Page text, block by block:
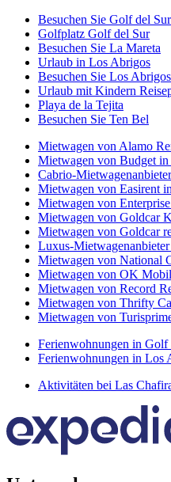
Besuchen Sie Golf del Sur
Golfplatz Golf del Sur
Besuchen Sie La Mareta
Urlaub in Los Abrigos
Besuchen Sie Los Abrigos
Urlaub mit Kindern
Playa de la Tejita
Besuchen Sie Ten Bel
Mietwagen von Alamo
Mietwagen von Budget in
Cabrio-
Mietwagen von Easirent
Mietwagen von
Mietwagen von Goldcar
Mietwagen von Goldcar
Luxus-
Mietwagen von National
Mietwagen von OK
Mietwagen von Record
Mietwagen von Thrifty
Mietwagen von
Ferienwohnungen in Golf
Ferienwohnungen in Los
Aktivitäten bei Las